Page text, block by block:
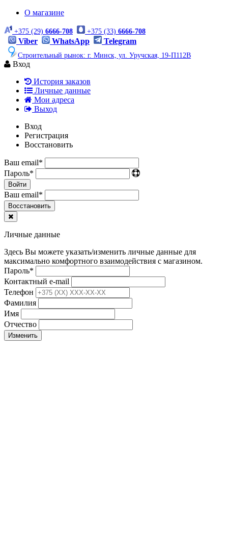
О магазине
+375 (29) 6666-708 +375 (33) 6666-708
Viber WhatsApp Telegram
Строительный рынок: г. Минск, ул. Уручская, 19-П112В
Вход
История заказов
Личные данные
Мои адреса
Выход
Вход
Регистрация
Восстановить
Ваш email*
Пароль*
Войти
Ваш email*
Воcстановить
Личные данные
Здесь Вы можете указать/изменить личные данные для
максимально комфортного взаимодействия с магазином.
Пароль*
Контактный e-mail
Телефон
Фамилия
Имя
Отчество
Изменить